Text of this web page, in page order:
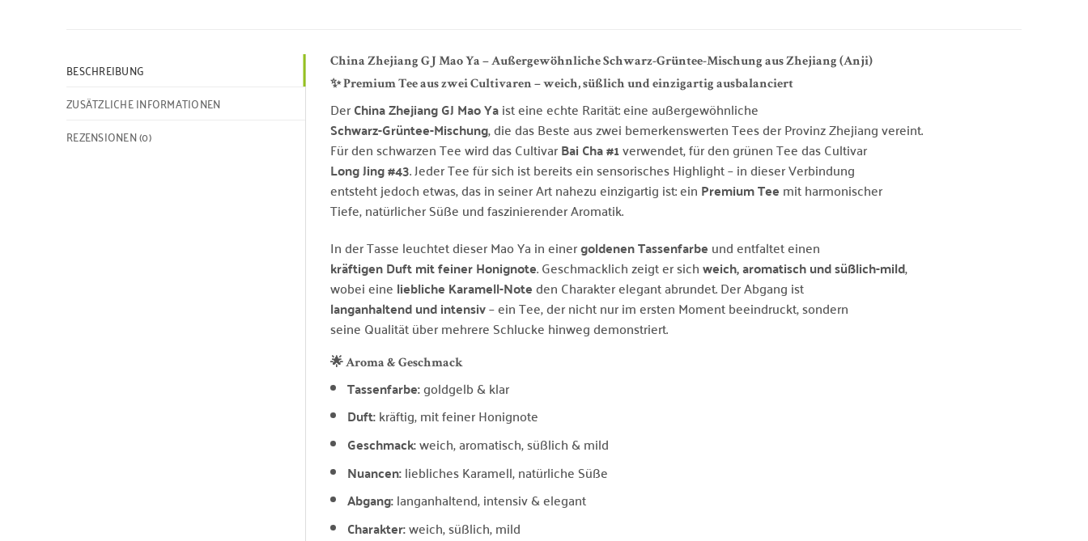
BESCHREIBUNG
ZUSÄTZLICHE INFORMATIONEN
REZENSIONEN (0)
China Zhejiang GJ Mao Ya – Außergewöhnliche Schwarz-Grüntee-Mischung aus Zhejiang (Anji)
✨ Premium Tee aus zwei Cultivaren – weich, süßlich und einzigartig ausbalanciert
DerChina Zhejiang GJ Mao Yaist eine echte Rarität: eine außergewöhnliche
Schwarz-Grüntee-Mischung, die das Beste aus zwei bemerkenswerten Tees der Provinz Zhejiang vereint.
Für den schwarzen Tee wird das CultivarBai Cha #1verwendet, für den grünen Tee das Cultivar
Long Jing #43. Jeder Tee für sich ist bereits ein sensorisches Highlight – in dieser Verbindung
entsteht jedoch etwas, das in seiner Art nahezu einzigartig ist: ein Premium Tee mit harmonischer
Tiefe, natürlicher Süße und faszinierender Aromatik.
In der Tasse leuchtet dieser Mao Ya in einergoldenen Tassenfarbe und entfaltet einen
kräftigen Duft mit feiner Honignote. Geschmacklich zeigt er sichweich, aromatisch und süßlich-mild,
wobei eine liebliche Karamell-Noteden Charakter elegant abrundet. Der Abgang ist
langanhaltend und intensiv– ein Tee, der nicht nur im ersten Moment beeindruckt, sondern
seine Qualität über mehrere Schlucke hinweg demonstriert.
🌟 Aroma & Geschmack
Tassenfarbe:goldgelb & klar
Duft:kräftig, mit feiner Honignote
Geschmack:weich, aromatisch, süßlich & mild
Nuancen:liebliches Karamell, natürliche Süße
Abgang:langanhaltend, intensiv & elegant
Charakter:weich, süßlich, mild